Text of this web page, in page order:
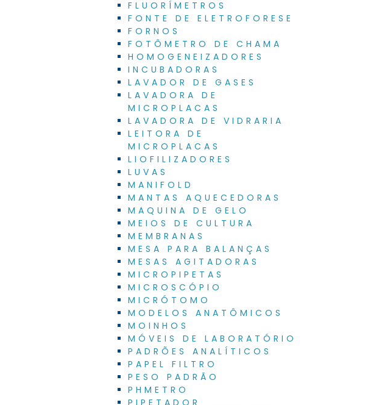
FLUORÍMETROS
FONTE DE ELETROFORESE
FORNOS
FOTÔMETRO DE CHAMA
HOMOGENEIZADORES
INCUBADORAS
LAVADOR DE GASES
LAVADORA DE
MICROPLACAS
LAVADORA DE VIDRARIA
LEITORA DE
MICROPLACAS
LIOFILIZADORES
LUVAS
MANIFOLD
MANTAS AQUECEDORAS
MAQUINA DE GELO
MEIOS DE CULTURA
MEMBRANAS
MESA PARA BALANÇAS
MESAS AGITADORAS
MICROPIPETAS
MICROSCÓPIO
MICRÓTOMO
MODELOS ANATÔMICOS
MOINHOS
MÓVEIS DE LABORATÓRIO
PADRÕES ANALÍTICOS
PAPEL FILTRO
PESO PADRÃO
PHMETRO
PIPETADOR